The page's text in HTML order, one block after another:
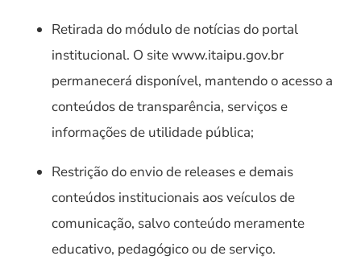
Retirada do módulo de notícias do portal
institucional. O site www.itaipu.gov.br
permanecerá disponível, mantendo o acesso a
conteúdos de transparência, serviços e
informações de utilidade pública;
Restrição do envio de releases e demais
conteúdos institucionais aos veículos de
comunicação, salvo conteúdo meramente
educativo, pedagógico ou de serviço.